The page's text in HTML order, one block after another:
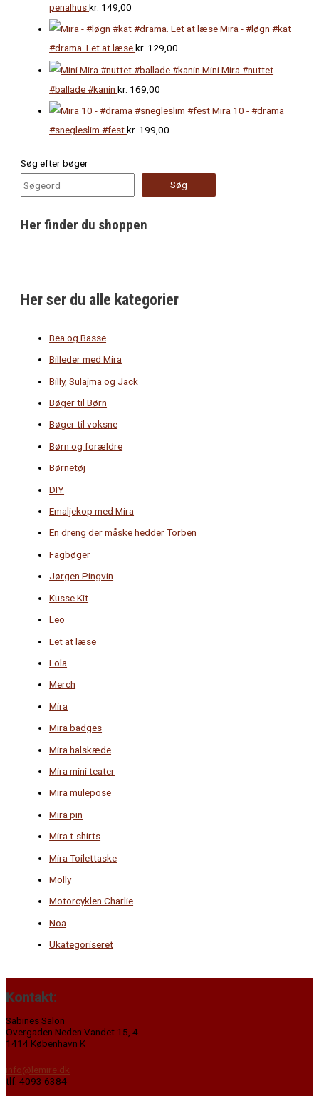
penalhuskr. 149,00
Mira - #løgn #kat
#drama. Let at læsekr. 129,00
Mini Mira #nuttet
#ballade #kanin kr. 169,00
Mira 10 - #drama
#snegleslim #festkr. 199,00
Søg efter bøger
Søg
Her finder du shoppen
Her ser du alle kategorier
Bea og Basse
Billeder med Mira
Billy, Sulajma og Jack
Bøger til Børn
Bøger til voksne
Børn og forældre
Børnetøj
DIY
Emaljekop med Mira
En dreng der måske hedder Torben
Fagbøger
Jørgen Pingvin
Kusse Kit
Leo
Let at læse
Lola
Merch
Mira
Mira badges
Mira halskæde
Mira mini teater
Mira mulepose
Mira pin
Mira t-shirts
Mira Toilettaske
Molly
Motorcyklen Charlie
Noa
Ukategoriseret
Kontakt:
Sabines Salon
Overgaden Neden Vandet 15, 4.
1414 København K
info@lemire.dk
tlf. 4093 6384